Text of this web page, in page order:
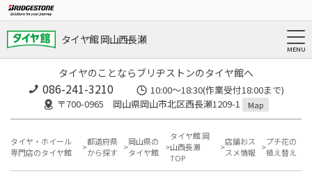
タイヤ館 岡山西長瀬
タイヤのことならブリヂストンのタイヤ館へ
086-241-3210
10:00〜18:30(作業受付18:00まで)
〒700-0965 岡山県岡山市北区西長瀬1209-1
Map
タイヤ・ホイール
専門店のタイヤ館
都道府県
から探す
岡山県の
タイヤ館
タイヤ館 岡
山西長瀬
TOP
店舗おス
スメ情報
プチ花の
植え替え